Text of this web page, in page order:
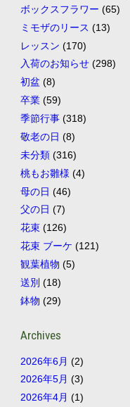
ボックスフラワー (65)
ミモザのリース (13)
レッスン (170)
入荷のお知らせ(298)
初盆 (8)
卒業(59)
季節行事(318)
敬老の日 (8)
未分類(316)
桃もお雛様 (4)
母の日 (46)
父の日 (7)
花束(126)
花束 ブーケ (121)
観葉植物 (5)
送別 (18)
鉢物 (29)
Archives
2026年6月 (2)
2026年5月 (3)
2026年4月 (1)